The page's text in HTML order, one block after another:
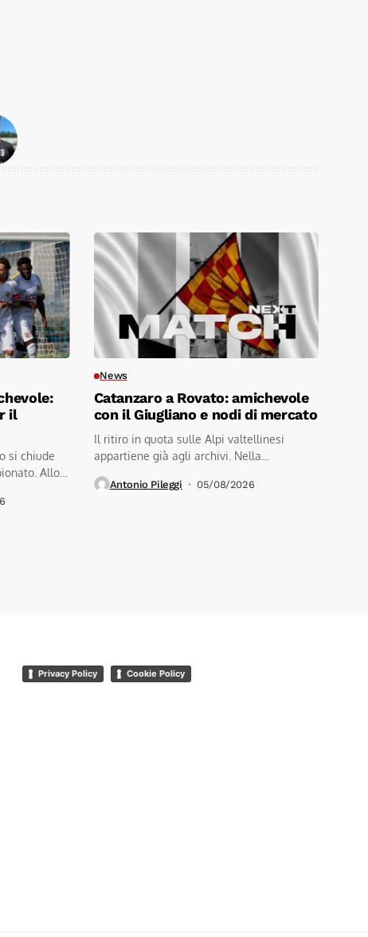
il
si chiude
Allo
News
Catanzaro a Rovato: amichevole
con il Giugliano e nodi di mercato
Il ritiro in quota sulle Alpi valtellinesi
appartiene già agli archivi. Nella
mattinata...
Antonio Pileggi 05/08/2026
Privacy Policy Cookie Policy